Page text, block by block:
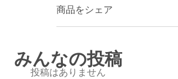
商品をシェア
みんなの投稿
投稿はありません